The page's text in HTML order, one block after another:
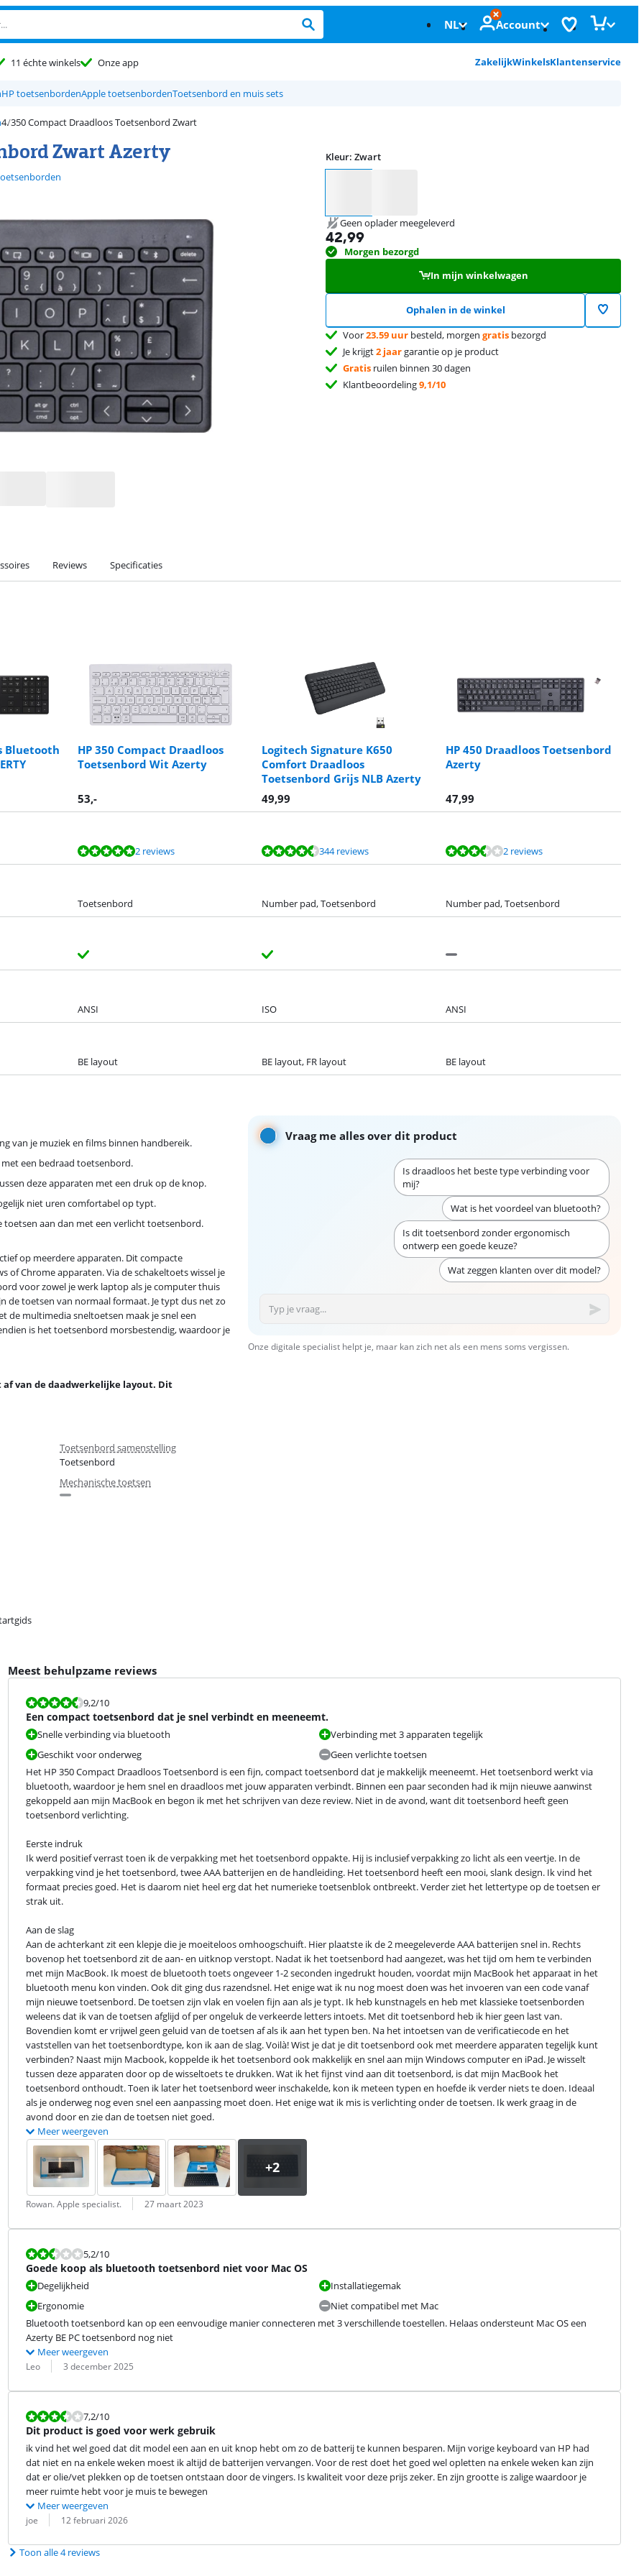
NL Account
11 échte winkels Onze app ZakelijkWinkelsKlantenservice
HP toetsenbordenApple toetsenbordenToetsenbord en muis sets
350 Compact Draadloos Toetsenbord Zwart
Zwart Azerty Kleur:Zwart
Geen oplader meegeleverd
42,99
Morgen bezorgd
In mijn winkelwagen
Ophalen in de winkel
Voor23.59 uur besteld, morgengratis bezorgd
Je krijgt2 jaargarantie op je product
Gratis ruilen binnen 30 dagen
Klantbeoordeling9,1/10
Reviews Specificaties
Bluetooth
HP 350 Compact Draadloos
Toetsenbord Wit Azerty
Logitech Signature K650
Comfort Draadloos
Toetsenbord Grijs NLB Azerty
HP 450 Draadloos Toetsenbord
Azerty
53,- 49,99 47,99
2 reviews 344 reviews 2 reviews
Toetsenbord Number pad, Toetsenbord Number pad, Toetsenbord
ANSI ISO ANSI
BE layout BE layout, FR layout BE layout
Vraag me alles over dit product
Is draadloos het beste type verbinding voor
mij?
Wat is het voordeel van bluetooth?
Is dit toetsenbord zonder ergonomisch
ontwerp een goede keuze?
Wat zeggen klanten over dit model?
Onze digitale specialist helpt je, maar kan zich net als een mens soms vergissen.
van je muziek en films binnen handbereik.
een bedraad toetsenbord.
deze apparaten met een druk op de knop.
niet uren comfortabel op typt.
toetsen aan dan met een verlicht toetsenbord.
op meerdere apparaten. Dit compacte
Chrome apparaten. Via de schakeltoets wissel je
voor zowel je werk laptop als je computer thuis
toetsen van normaal formaat. Je typt dus net zo
de multimedia sneltoetsen maak je snel een
is het toetsenbord morsbestendig, waardoor je
van de daadwerkelijke layout. Dit
Toetsenbord samenstelling
Toetsenbord
Mechanische toetsen
Meest behulpzame reviews
Beoordeling is 9,2 van de 10.
9,2/10
Een compact toetsenbord dat je snel verbindt en meeneemt.
Snelle verbinding via bluetooth
Geschikt voor onderweg
Verbinding met 3 apparaten tegelijk
Geen verlichte toetsen
Het HP 350 Compact Draadloos Toetsenbord is een fijn, compact toetsenbord dat je makkelijk meeneemt. Het toetsenbord werkt via
bluetooth, waardoor je hem snel en draadloos met jouw apparaten verbindt. Binnen een paar seconden had ik mijn nieuwe aanwinst
gekoppeld aan mijn MacBook en begon ik met het schrijven van deze review. Niet in de avond, want dit toetsenbord heeft geen
toetsenbord verlichting.
Eerste indruk
Ik werd positief verrast toen ik de verpakking met het toetsenbord oppakte. Hij is inclusief verpakking zo licht als een veertje. In de
verpakking vind je het toetsenbord, twee AAA batterijen en de handleiding. Het toetsenbord heeft een mooi, slank design. Ik vind het
formaat precies goed. Het is daarom niet heel erg dat het numerieke toetsenblok ontbreekt. Verder ziet het lettertype op de toetsen er
strak uit.
Aan de slag
Aan de achterkant zit een klepje die je moeiteloos omhoogschuift. Hier plaatste ik de 2 meegeleverde AAA batterijen snel in. Rechts
bovenop het toetsenbord zit de aan- en uitknop verstopt. Nadat ik het toetsenbord had aangezet, was het tijd om hem te verbinden
met mijn MacBook. Ik moest de bluetooth toets ongeveer 1-2 seconden ingedrukt houden, voordat mijn MacBook het apparaat in het
bluetooth menu kon vinden. Ook dit ging dus razendsnel. Het enige wat ik nu nog moest doen was het invoeren van een code vanaf
mijn nieuwe toetsenbord. De toetsen zijn vlak en voelen fijn aan als je typt. Ik heb kunstnagels en heb met klassieke toetsenborden
weleens dat ik van de toetsen afglijd of per ongeluk de verkeerde letters intoets. Met dit toetsenbord heb ik hier geen last van.
Bovendien komt er vrijwel geen geluid van de toetsen af als ik aan het typen ben. Na het intoetsen van de verificatiecode en het
vaststellen van het toetsenbordtype, kon ik aan de slag. Voilà! Wist je dat je dit toetsenbord ook met meerdere apparaten tegelijk kunt
verbinden? Naast mijn Macbook, koppelde ik het toetsenbord ook makkelijk en snel aan mijn Windows computer en iPad. Je wisselt
tussen deze apparaten door op de wisseltoets te drukken. Wat ik het fijnst vind aan dit toetsenbord, is dat mijn MacBook het
toetsenbord onthoudt. Toen ik later het toetsenbord weer inschakelde, kon ik meteen typen en hoefde ik verder niets te doen. Ideaal
als je onderweg nog even snel een aanpassing moet doen. Het enige wat ik mis is verlichting onder de toetsen. Ik werk graag in de
avond door en zie dan de toetsen niet goed.
Meer weergeven
Beoordeling door:
Rowan. Apple specialist.
Datum: 27 maart 2023
Beoordeling is 5,2 van de 10.
5,2/10
Goede koop als bluetooth toetsenbord niet voor Mac OS
Degelijkheid
Ergonomie
Installatiegemak
Niet compatibel met Mac
Bluetooth toetsenbord kan op een eenvoudige manier connecteren met 3 verschillende toestellen. Helaas ondersteunt Mac OS een
Azerty BE PC toetsenbord nog niet
Meer weergeven
Beoordeling door:
Leo
Datum: 3 december 2025
Beoordeling is 7,2 van de 10.
7,2/10
Dit product is goed voor werk gebruik
ik vind het wel goed dat dit model een aan en uit knop hebt om zo de batterij te kunnen besparen. Mijn vorige keyboard van HP had
dat niet en na enkele weken moest ik altijd de batterijen vervangen. Voor de rest doet het goed wel opletten na enkele weken kan zijn
dat er olie/vet plekken op de toetsen ontstaan door de vingers. Is kwaliteit voor deze prijs zeker. En zijn grootte is zalige waardoor je
meer ruimte hebt voor je muis te bewegen
Meer weergeven
Beoordeling door:
joe
Datum: 12 februari 2026
Toon alle 4 reviews